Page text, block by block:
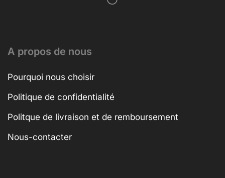
A propos de nous
Pourquoi nous choisir
Politique de confidentialité
Politque de livraison et de remboursement
Nous-contacter